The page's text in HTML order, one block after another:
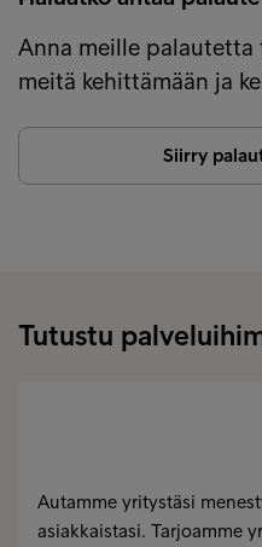
Anna meille
meitä kehittämään ja
Siirry
Tutustu
Autamme yritystäsi
asiakkaistasi. Tarjoamme